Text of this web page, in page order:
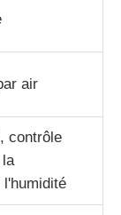
air
contrôle
la
l'humidité